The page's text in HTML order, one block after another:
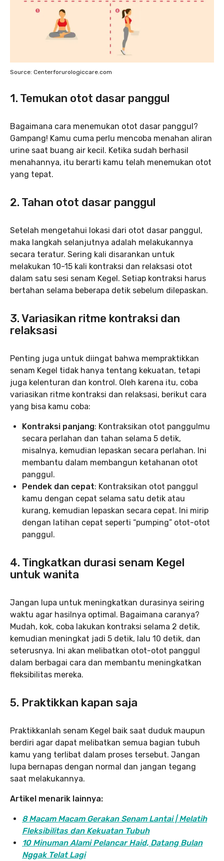
Source: Centerforurologiccare.com
1. Temukan otot dasar panggul
Bagaimana cara menemukan otot dasar panggul?
Gampang! Kamu cuma perlu mencoba menahan aliran
urine saat buang air kecil. Ketika sudah berhasil
menahannya, itu berarti kamu telah menemukan otot
yang tepat.
2. Tahan otot dasar panggul
Setelah mengetahui lokasi dari otot dasar panggul,
maka langkah selanjutnya adalah melakukannya
secara teratur. Sering kali disarankan untuk
melakukan 10-15 kali kontraksi dan relaksasi otot
dalam satu sesi senam Kegel. Setiap kontraksi harus
bertahan selama beberapa detik sebelum dilepaskan.
3. Variasikan ritme kontraksi dan
relaksasi
Penting juga untuk diingat bahwa mempraktikkan
senam Kegel tidak hanya tentang kekuatan, tetapi
juga kelenturan dan kontrol. Oleh karena itu, coba
variasikan ritme kontraksi dan relaksasi, berikut cara
yang bisa kamu coba:
Kontraksi panjang: Kontraksikan otot panggulmu
secara perlahan dan tahan selama 5 detik,
misalnya, kemudian lepaskan secara perlahan. Ini
membantu dalam membangun ketahanan otot
panggul.
Pendek dan cepat: Kontraksikan otot panggul
kamu dengan cepat selama satu detik atau
kurang, kemudian lepaskan secara cepat. Ini mirip
dengan latihan cepat seperti “pumping” otot-otot
panggul.
4. Tingkatkan durasi senam Kegel
untuk wanita
Jangan lupa untuk meningkatkan durasinya seiring
waktu agar hasilnya optimal. Bagaimana caranya?
Mudah, kok, coba lakukan kontraksi selama 2 detik,
kemudian meningkat jadi 5 detik, lalu 10 detik, dan
seterusnya. Ini akan melibatkan otot-otot panggul
dalam berbagai cara dan membantu meningkatkan
fleksibilitas mereka.
5. Praktikkan kapan saja
Praktikkanlah senam Kegel baik saat duduk maupun
berdiri agar dapat melibatkan semua bagian tubuh
kamu yang terlibat dalam proses tersebut. Jangan
lupa bernapas dengan normal dan jangan tegang
saat melakukannya.
Artikel menarik lainnya:
8 Macam Macam Gerakan Senam Lantai | Melatih
Fleksibilitas dan Kekuatan Tubuh
10 Minuman Alami Pelancar Haid, Datang Bulan
Nggak Telat Lagi